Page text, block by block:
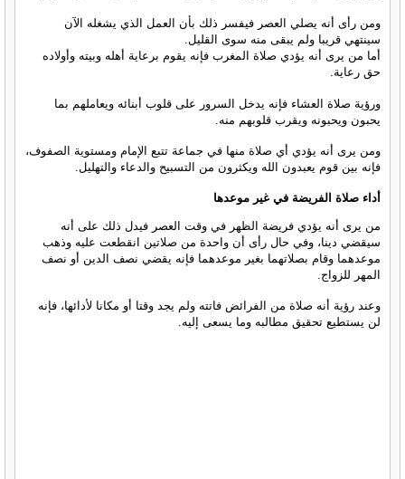
ومن رأى أنه يصلي العصر فيفسر ذلك بأن العمل الذي يشغله الآن
سينتهي قريبا ولم يبقى منه سوى القليل.
أما من يرى أنه يؤدي صلاة المغرب فإنه يقوم برعاية أهله وبيته وأولاده
حق رعاية.
ورؤية صلاة العشاء فإنه يدخل السرور على قلوب أبنائه ويعاملهم بما
يحبون ويحبونه ويقرب قلوبهم منه.
ومن يرى أنه يؤدي أي صلاة منها في جماعة تتبع الإمام ومستوية الصفوف،
فإنه بين قوم يعبدون الله ويكثرون من التسبيح والدعاء والتهليل.
أداء صلاة الفريضة في غير موعدها
من يرى أنه يؤدي فريضة الظهر في وقت العصر فيدل ذلك على أنه
سيقضي دينا، وفي حال رأى أن واحدة من صلاتين انقطعت عليه وذهب
موعدهما وقام بصلاتهما بغير موعدهما فإنه يقضي نصف الدين أو نصف
المهر للزواج.
وعند رؤية أنه صلاة من الفرائض فاتته ولم يجد وقتا أو مكانا لأدائها، فإنه
لن يستطيع تحقيق مطالبه وما يسعى إليه.